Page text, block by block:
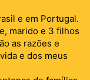
e em Portugal.
marido e 3 filhos
as razões e
e dos meus